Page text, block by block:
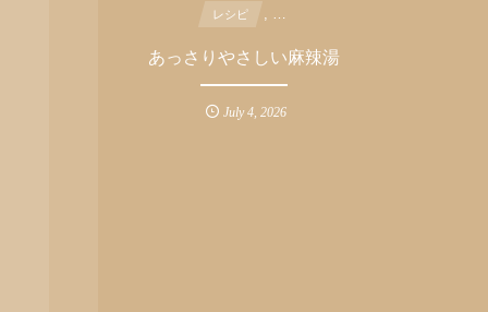
レシピ , …
あっさりやさしい麻辣湯
July 4, 2026